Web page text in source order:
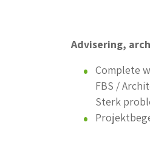
Advisering,
Complete
FBS /
Sterk